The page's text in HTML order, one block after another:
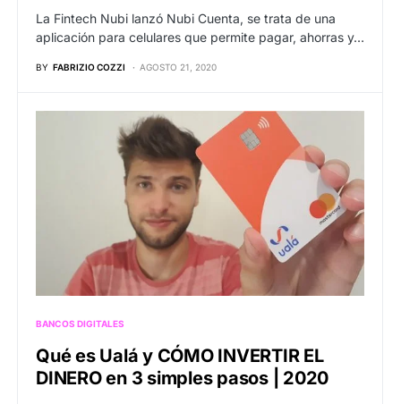
La Fintech Nubi lanzó Nubi Cuenta, se trata de una
aplicación para celulares que permite pagar, ahorras y…
BY FABRIZIO COZZI AGOSTO 21, 2020
BANCOS DIGITALES
Qué es Ualá y CÓMO INVERTIR EL
DINERO en 3 simples pasos | 2020